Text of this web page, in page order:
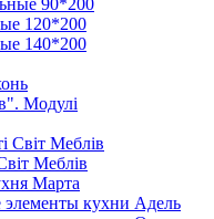
120*200
140*200
Модулі
Світ Меблів
Меблів
Марта
кухни Адель